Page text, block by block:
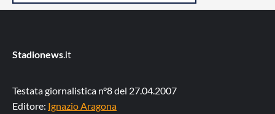
Stadionews.it
Testata giornalistica n°8 del 27.04.2007
Editore: Ignazio Aragona